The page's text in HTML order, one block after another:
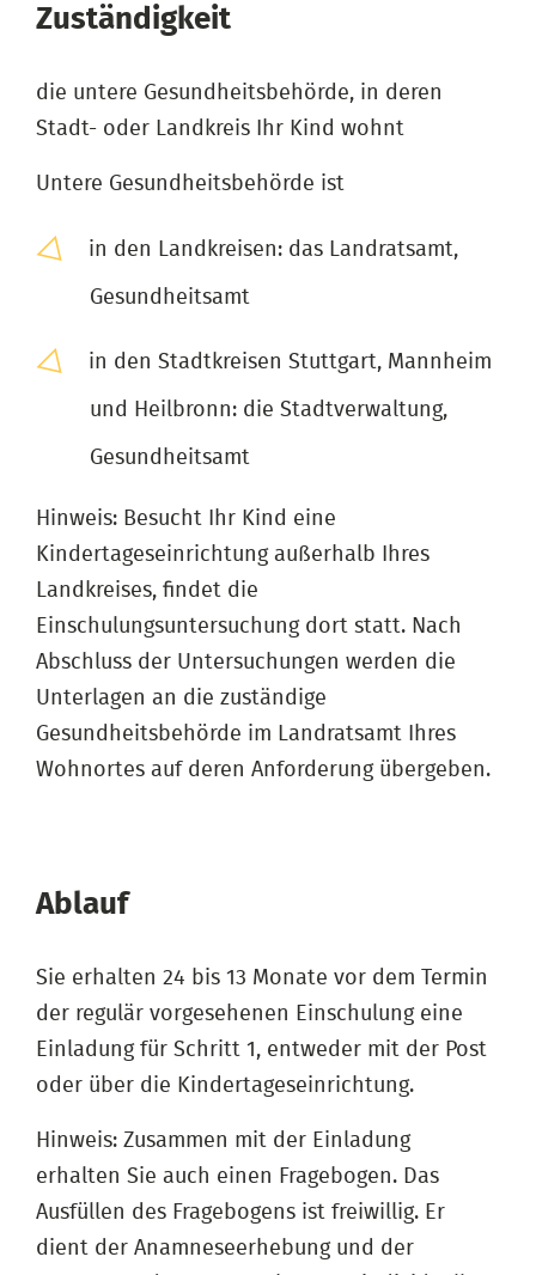
Zuständigkeit
die untere Gesundheitsbehörde, in deren
Stadt- oder Landkreis Ihr Kind wohnt
Untere Gesundheitsbehörde ist
in den Landkreisen: das Landratsamt,
Gesundheitsamt
in den Stadtkreisen Stuttgart, Mannheim
und Heilbronn: die Stadtverwaltung,
Gesundheitsamt
Hinweis: Besucht Ihr Kind eine
Kindertageseinrichtung außerhalb Ihres
Landkreises, findet die
Einschulungsuntersuchung dort statt. Nach
Abschluss der Untersuchungen werden die
Unterlagen an die zuständige
Gesundheitsbehörde im Landratsamt Ihres
Wohnortes auf deren Anforderung übergeben.
Ablauf
Sie erhalten 24 bis 13 Monate vor dem Termin
der regulär vorgesehenen Einschulung eine
Einladung für Schritt 1, entweder mit der Post
oder über die Kindertageseinrichtung.
Hinweis: Zusammen mit der Einladung
erhalten Sie auch einen Fragebogen. Das
Ausfüllen des Fragebogens ist freiwillig. Er
dient der Anamneseerhebung und der